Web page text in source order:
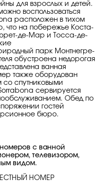
для взрослых и детей.
воспользоваться
расположен в тихом
что на побережье Коста-
де-Мар и Тосса-де-
парк Монтнегре-
обустроена недорогая
ванная
также оборудован
спутниковыми
сервируется
Обед по
гостей
бюро.
с ванной
телевизором,
видом.
НОМЕР